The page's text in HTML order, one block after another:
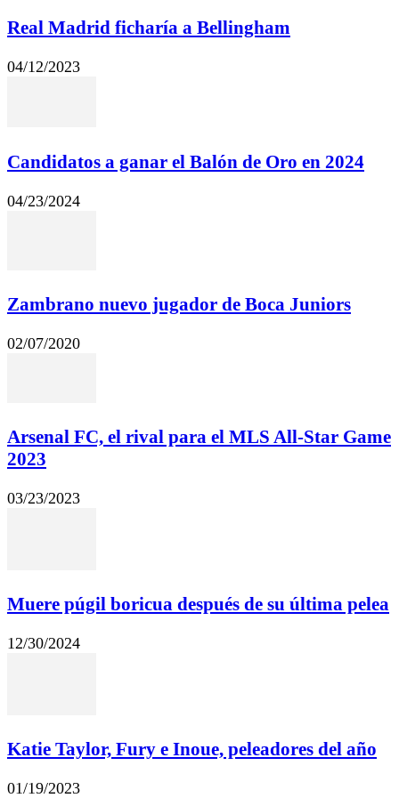
Real Madrid ficharía a Bellingham
04/12/2023
Candidatos a ganar el Balón de Oro en 2024
04/23/2024
Zambrano nuevo jugador de Boca Juniors
02/07/2020
Arsenal FC, el rival para el MLS All-Star Game
2023
03/23/2023
Muere púgil boricua después de su última pelea
12/30/2024
Katie Taylor, Fury e Inoue, peleadores del año
01/19/2023